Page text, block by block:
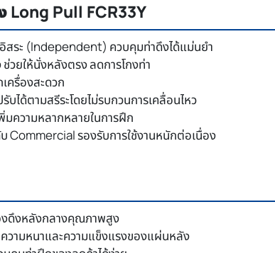
Pull FCR33Y
สระ (Independent) ควบคุมท่าดึงได้แม่นยำ
วยให้นั่งหลังตรง ลดการโกงท่า
ครื่องสะดวก
บได้ตามสรีระโดยไม่รบกวนการเคลื่อนไหว
มความหลากหลายในการฝึก
Commercial รองรับการใช้งานหนักต่อเนื่อง
ดึงหลังกลางคุณภาพสูง
ามหนาและความแข็งแรงของแผ่นหลัง